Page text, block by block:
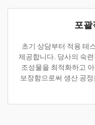
포괄
초기 상담부터 적용 테
제공합니다. 당사의 숙
조성물을 최적화하고
보장함으로써 생산 공